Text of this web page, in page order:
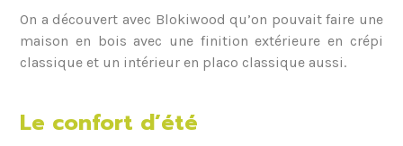
On a découvert avec Blokiwood qu’on pouvait faire une
maison en bois avec une finition extérieure en crépi
classique et un intérieur en placo classique aussi.
Le confort d’été